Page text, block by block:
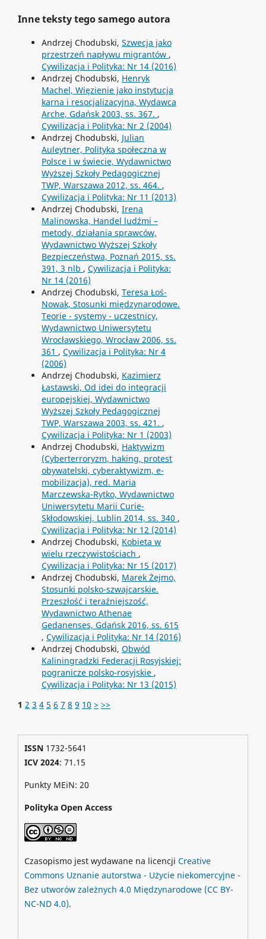
Inne teksty tego samego autora
Andrzej Chodubski, Szwecja jako
przestrzeń napływu migrantów ,
Cywilizacja i Polityka: Nr 14 (2016)
Andrzej Chodubski, Henryk
Machel, Więzienie jako instytucja
karna i resocjalizacyjna, Wydawca
Arche, Gdańsk 2003, ss. 367. ,
Cywilizacja i Polityka: Nr 2 (2004)
Andrzej Chodubski, Julian
Auleytner, Polityka społeczna w
Polsce i w świecie, Wydawnictwo
Wyższej Szkoły Pedagogicznej
TWP, Warszawa 2012, ss. 464. ,
Cywilizacja i Polityka: Nr 11 (2013)
Andrzej Chodubski, Irena
Malinowska, Handel ludźmi –
metody, działania sprawców,
Wydawnictwo Wyższej Szkoły
Bezpieczeństwa, Poznań 2015, ss.
391, 3 nlb , Cywilizacja i Polityka:
Nr 14 (2016)
Andrzej Chodubski, Teresa Łoś-
Nowak, Stosunki międzynarodowe.
Teorie - systemy - uczestnicy,
Wydawnictwo Uniwersytetu
Wrocławskiego, Wrocław 2006, ss.
361 , Cywilizacja i Polityka: Nr 4
(2006)
Andrzej Chodubski, Kazimierz
Łastawski, Od idei do integracji
europejskiej, Wydawnictwo
Wyższej Szkoły Pedagogicznej
TWP, Warszawa 2003, ss. 421. ,
Cywilizacja i Polityka: Nr 1 (2003)
Andrzej Chodubski, Haktywizm
(Cyberterroryzm, haking, protest
obywatelski, cyberaktywizm, e-
mobilizacja), red. Maria
Marczewska-Rytko, Wydawnictwo
Uniwersytetu Marii Curie-
Skłodowskiej, Lublin 2014, ss. 340 ,
Cywilizacja i Polityka: Nr 12 (2014)
Andrzej Chodubski, Kobieta w
wielu rzeczywistościach ,
Cywilizacja i Polityka: Nr 15 (2017)
Andrzej Chodubski, Marek Żejmo,
Stosunki polsko-szwajcarskie.
Przeszłość i teraźniejszość,
Wydawnictwo Athenae
Gedanenses, Gdańsk 2016, ss. 615
, Cywilizacja i Polityka: Nr 14 (2016)
Andrzej Chodubski, Obwód
Kaliningradzki Federacji Rosyjskiej:
pogranicze polsko-rosyjskie ,
Cywilizacja i Polityka: Nr 13 (2015)
1 2 3 4 5 6 7 8 9 10 > >>
ISSN1732-5641
ICV 2024: 71.15
Punkty MEiN: 20
Polityka Open Access
Czasopismo jest wydawane na licencji Creative
Commons Uznanie autorstwa - Użycie niekomercyjne -
Bez utworów zależnych 4.0 Międzynarodowe (CC BY-
NC-ND 4.0).